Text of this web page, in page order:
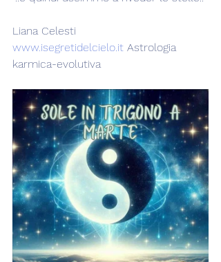
Liana Celesti
www.isegretidelcielo.it Astrologia
karmica-evolutiva